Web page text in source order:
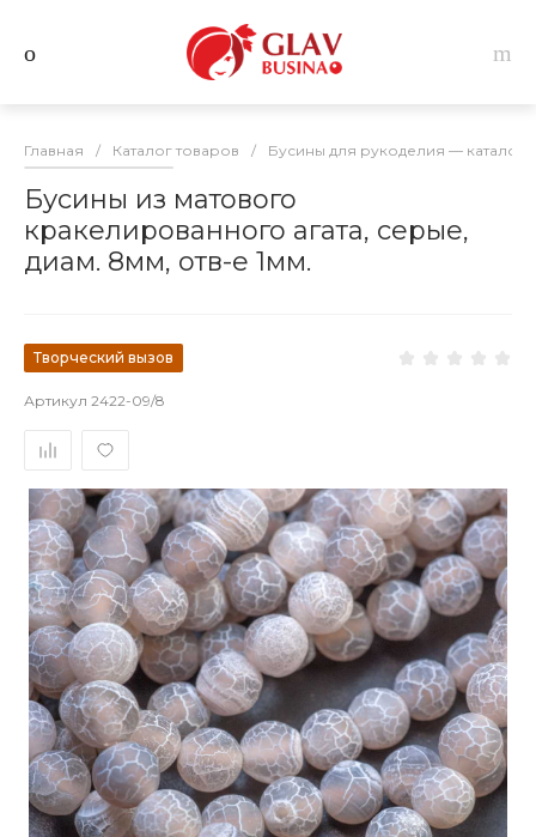
Главная / Каталог товаров / Бусины для рукоделия — каталог
Бусины из матового
кракелированного агата, серые,
диам. 8мм, отв-е 1мм.
Творческий вызов
Артикул 2422-09/8